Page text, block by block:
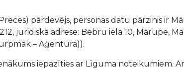
pārdevējs, personas datu pārzinis ir
juridiskā adrese: Bebru iela 10, Mārupe,
– Aģentūra)).
iepazīties ar Līguma noteikumiem.